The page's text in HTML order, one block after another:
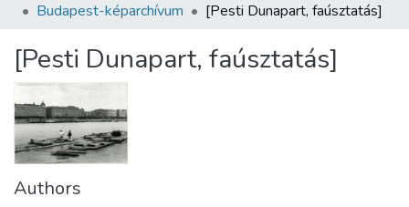
Statistics
About us
Budapest-képarchívum
[Pesti Dunapart, faúsztatás]
[Pesti Dunapart, faúsztatás]
Authors